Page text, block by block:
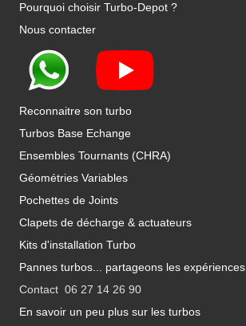
Pourquoi choisir Turbo-Depot ?
Nous contacter
Reconnaitre son turbo
Turbos Base Echange
Ensembles Tournants (CHRA)
Géométries Variables
Pochettes de Joints
Clapets de décharge & actuateurs
Kits d'installation Turbo
Pannes turbos... partageons les expériences
Contact 06 27 14 26 90
En savoir un peu plus sur les turbos